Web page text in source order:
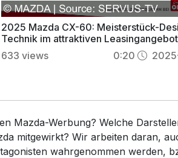
2025 Mazda CX-60: Meisterstück-
Technik im attraktiven Leasingangebot
633 views 0:20
Mazda-Werbung? Welche
mitgewirkt? Wir arbeiten daran,
wahrgenommen werden,